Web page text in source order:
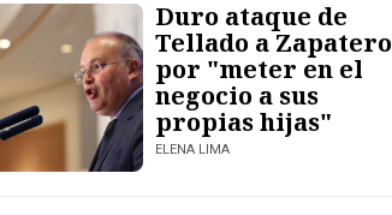
Duro ataque de
Tellado a Zapatero
por "meter en el
negocio a sus
propias hijas"
ELENA LIMA